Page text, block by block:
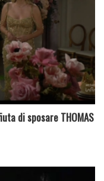
di sposare THOMAS